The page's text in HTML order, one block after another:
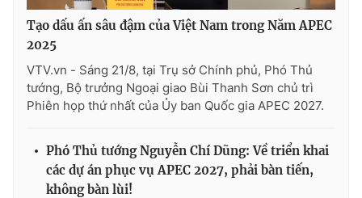
Tạo dấu ấn sâu đậm của Việt Nam trong Năm APEC
2025
VTV.vn - Sáng 21/8, tại Trụ sở Chính phủ, Phó Thủ
tướng, Bộ trưởng Ngoại giao Bùi Thanh Sơn chủ trì
Phiên họp thứ nhất của Ủy ban Quốc gia APEC 2027.
Phó Thủ tướng Nguyễn Chí Dũng: Về triển khai
các dự án phục vụ APEC 2027, phải bàn tiến,
không bàn lùi!